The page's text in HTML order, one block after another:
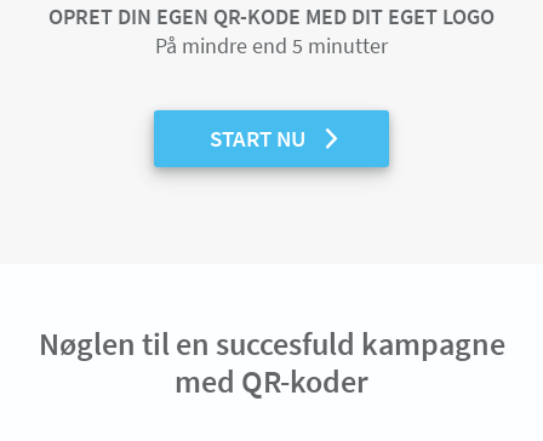
OPRET DIN EGEN QR-KODE MED DIT EGET LOGO
På mindre end 5 minutter
START NU
Nøglen til en succesfuld kampagne
med QR-koder